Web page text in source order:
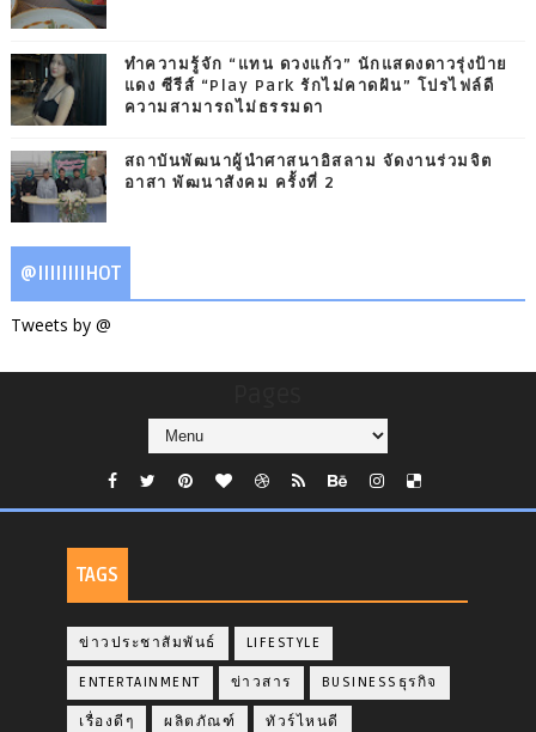
ทำความรู้จัก “แทน ดวงแก้ว” นักแสดงดาวรุ่งป้าย
แดง ซีรีส์ “Play Park รักไม่คาดฝัน” โปรไฟล์ดี
ความสามารถไม่ธรรมดา
สถาบันพัฒนาผู้นำศาสนาอิสลาม จัดงานร่วมจิต
อาสา พัฒนาสังคม ครั้งที่ 2
@IIIIIIIIHOT
Tweets by @
TAGS
ข่าวประชาสัมพันธ์ LIFESTYLE
ENTERTAINMENT ข่าวสาร BUSINESSธุรกิจ
เรื่องดีๆ ผลิตภัณฑ์ ทัวร์ไหนดี